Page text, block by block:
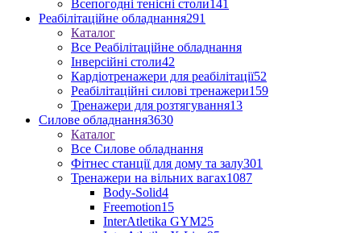
Всепогодні тенісні столи141
Реабілітаційне обладнання291
Каталог
Все Реабілітаційне обладнання
Інверсійні столи42
Кардіотренажери для реабілітації52
Реабілітаційні силові тренажери159
Тренажери для розтягування13
Силове обладнання3630
Каталог
Все Силове обладнання
Фітнес станції для дому та залу301
Тренажери на вільних вагах1087
Body-Solid4
Freemotion15
InterAtletika GYM25